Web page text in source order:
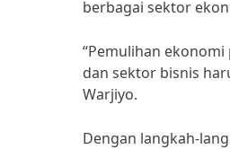
berbagai sektor
“Pemulihan
dan sektor bisnis
Warjiyo.
Dengan langkah-